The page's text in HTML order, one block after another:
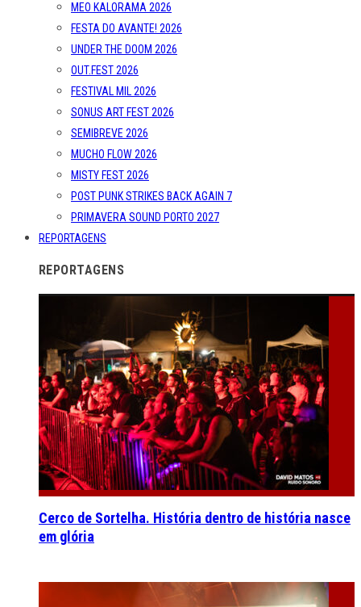
MEO KALORAMA 2026
FESTA DO AVANTE! 2026
UNDER THE DOOM 2026
OUT.FEST 2026
FESTIVAL MIL 2026
SONUS ART FEST 2026
SEMIBREVE 2026
MUCHO FLOW 2026
MISTY FEST 2026
POST PUNK STRIKES BACK AGAIN 7
PRIMAVERA SOUND PORTO 2027
REPORTAGENS
REPORTAGENS
Cerco de Sortelha. História dentro de história nasce
em glória